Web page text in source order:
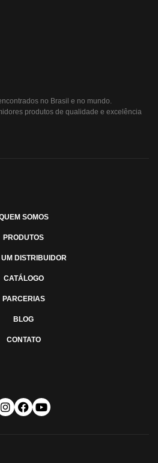
no Brasil e no mundo.
produtos de qualidade e excelência
SOMOS
PRODUTOS
DISTRIBUIDOR
CATÁLOGO
PARCERIAS
BLOG
CONTATO